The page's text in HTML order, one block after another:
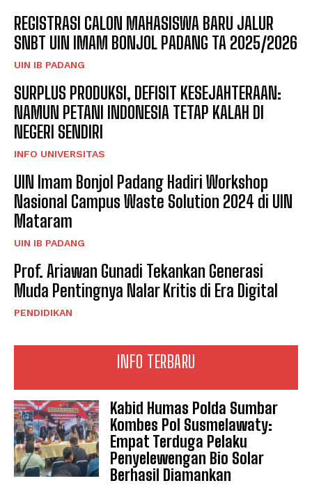
INFO TERBARU
Kabid Humas Polda Sumbar
Kombes Pol Susmelawaty:
Empat Terduga Pelaku
Penyelewengan Bio Solar
Berhasil Diamankan
REGISTRASI CALON MAHASISWA BARU JALUR
SNBT UIN IMAM BONJOL PADANG TA 2025/2026
UIN IB PADANG
SURPLUS PRODUKSI, DEFISIT KESEJAHTERAAN:
NAMUN PETANI INDONESIA TETAP KALAH DI
NEGERI SENDIRI
INFO UNIVERSITAS
UIN Imam Bonjol Padang Hadiri Workshop
Nasional Campus Waste Solution 2024 di UIN
Mataram
UIN IB PADANG
Prof. Ariawan Gunadi Tekankan Generasi
Muda Pentingnya Nalar Kritis di Era Digital
PENDIDIKAN